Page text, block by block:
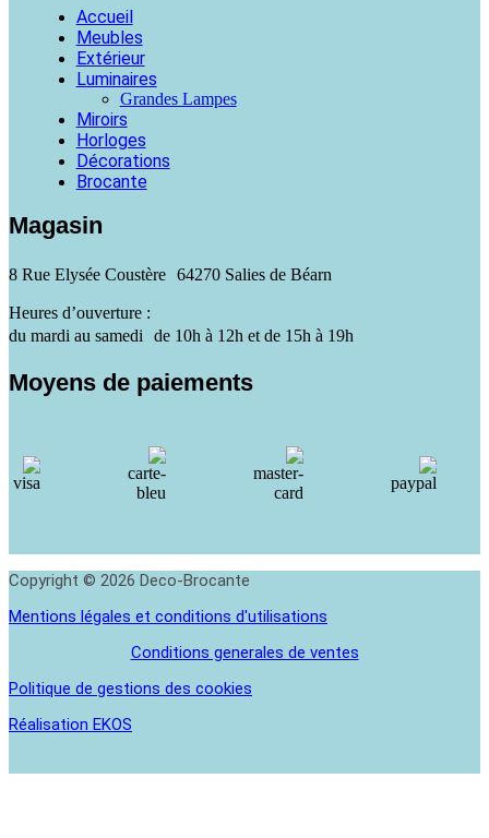
Accueil
Meubles
Extérieur
Luminaires
Grandes Lampes
Miroirs
Horloges
Décorations
Brocante
Magasin
8 Rue Elysée Coustère 64270 Salies de Béarn
Heures d’ouverture :
du mardi au samedi de 10h à 12h et de 15h à 19h
Moyens de paiements
Copyright © 2026 Deco-Brocante
Mentions légales et conditions d'utilisations
Conditions generales de ventes
Politique de gestions des cookies
Réalisation EKOS